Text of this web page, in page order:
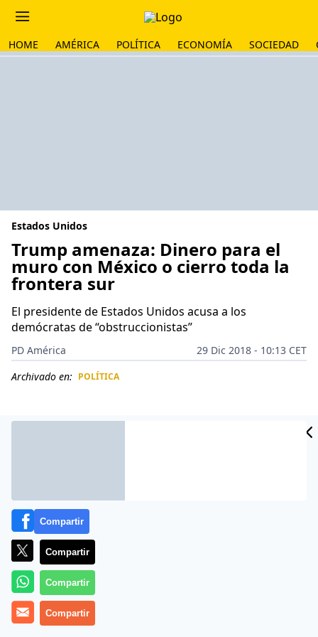
HOME AMÉRICA POLÍTICA ECONOMÍA SOCIEDAD
Estados Unidos
Trump amenaza: Dinero para el
muro con México o cierro toda la
frontera sur
El presidente de Estados Unidos acusa a los
demócratas de “obstruccionistas”
PD América
29 Dic 2018 - 10:13 CET
Archivado en: POLÍTICA
«O construimos el muro… o cerramos la frontera».
Donald Trump demostró por enésima vez que en su
Compartir
Compartir
Compartir
Compartir